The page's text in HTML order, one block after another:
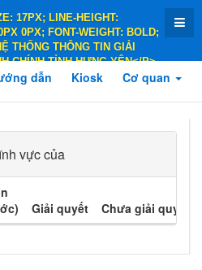
17PX; LINE-HEIGHT:
0PX; FONT-WEIGHT: BOLD;
THỐNG THÔNG TIN GIẢI
CHÍNH TỈNH HƯNG YÊN</P>
14PX; LINE-HEIGHT:
CHÍNH PHỤC VỤ</P>
dẫn Kiosk Cơ quan
vực của
Giải quyết Chưa giải quyết